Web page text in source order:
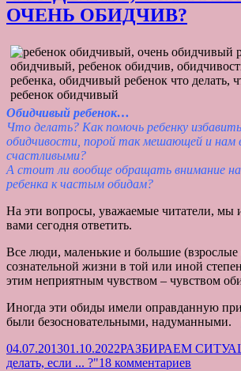
ОЧЕНЬ ОБИДЧИВ?
Обидчивый ребенок…
Что делать? Как помочь ребенку
обидчивости, порой так мешающей и нам
счастливыми?
А стоит ли вообще обращать внимание на
ребенка к частым обидам?
На эти вопросы, уважаемые читатели, мы
вами сегодня ответить.
Все люди, маленькие и большие (взрослые
сознательной жизни в той или иной
этим неприятным чувством – чувством
Иногда эти обиды имели оправданную
были безосновательными, надуманными.
Опубликовано
04.07.201301.10.2022Рубрики
РАЗБИРАЕМ
делать, если ... ?"18 комментариев